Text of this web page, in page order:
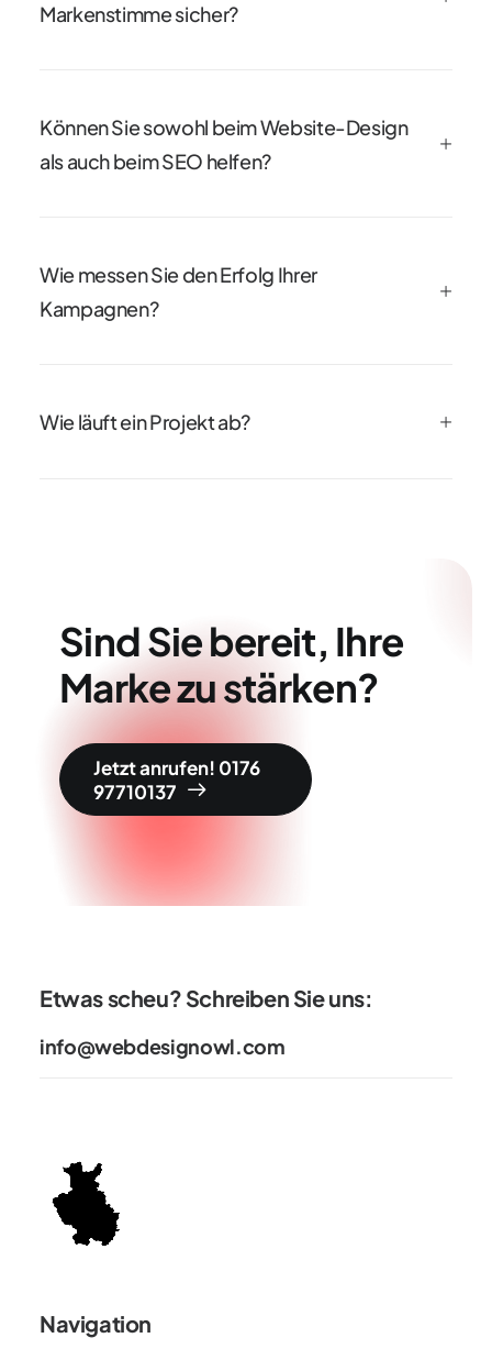
Markenstimme sicher?
Können Sie sowohl beim Website-Design
als auch beim SEO helfen?
Wie messen Sie den Erfolg Ihrer
Kampagnen?
Wie läuft ein Projekt ab?
Sind Sie bereit, Ihre
Marke zu stärken?
Jetzt anrufen! 0176
97710137
Etwas scheu? Schreiben Sie uns:
info@webdesignowl.com
Navigation